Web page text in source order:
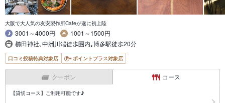
大阪で大人気の友安製作所Cafeが遂に初上陸
3001～4000円
1001～1500円
櫛田神社､中洲川端徒歩圏内｡博多駅徒歩20分
口コミ投稿特典対象店 ポイントプラス対象店
クーポン コース
【貸切コース】ご利用可能です♪